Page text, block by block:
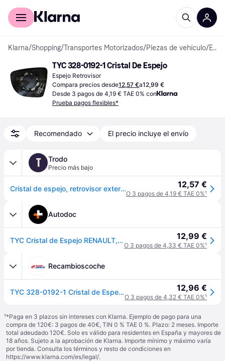
Comprar con Klarna
Klarna/Shopping/Transportes Motorizados/Piezas de vehículo/ Espejos Retrovisores
TYC 328-0192-1 Cristal De Espejo
Espejo Retrovisor
Compara precios desde12,57 €a12,99 €
Desde 3 pagos de 4,19 € TAE 0% con
Prueba pagos flexibles*
Recomendado El precio incluye el envío
T Trodo
Precio más bajo
Cristal de espejo, retrovisor exterior TYC 328-0192-1 12,57 €
O 3 pagos de 4,19 € TAE 0%¹
Autodoc
TYC Cristal de Espejo RENAULT,NISSAN 328-0192-1 963669996R Cristal de espejo, retrovisor exterior 12,99 €
O 3 pagos de 4,33 € TAE 0%¹
Recambioscoche
TYC 328-0192-1 Cristal de Espejo izquierda 12,96 €
O 3 pagos de 4,32 € TAE 0%¹
¹*Paga en 3 plazos sin intereses con Klarna. Ejemplo de pago para una
compra de 120€: 3 pagos de 40€, TIN 0 % TAE 0 %. Plazo: 2 meses. Importe
total adeudado 120€. Solo es válido para residentes en España y mayores de
18 años. Sujeto a la aprobación de Klarna. Importe mínimo y máximo varía
por tienda. Consulta los términos y resto de condiciones en
https://www.klarna.com/es/legal/.